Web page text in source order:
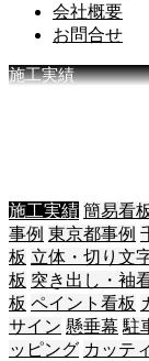
会社概要
お問合せ
施工実績
施工実績 簡易看
事例 東京都事例
板 立体・切り文
板 突き出し・袖
板 ペイント看板
サイン 懸垂幕 駐
ッピング カッテ